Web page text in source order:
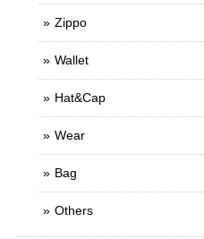
Zippo
Wallet
Hat&Cap
Wear
Bag
Others